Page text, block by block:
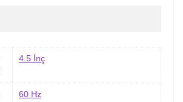
4.5 İnç
60 Hz